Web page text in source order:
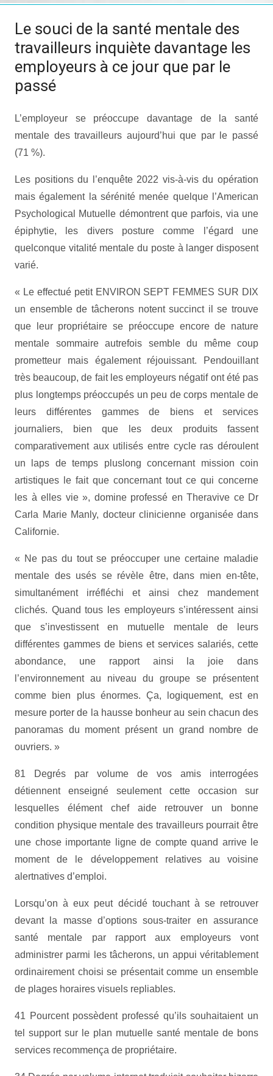
Le souci de la santé mentale des
travailleurs inquiète davantage les
employeurs à ce jour que par le
passé
L’employeur se préoccupe davantage de la santé
mentale des travailleurs aujourd’hui que par le passé
(71 %).
Les positions du l’enquête 2022 vis-à-vis du opération
mais également la sérénité menée quelque l’American
Psychological Mutuelle démontrent que parfois, via une
épiphytie, les divers posture comme l’égard une
quelconque vitalité mentale du poste à langer disposent
varié.
« Le effectué petit ENVIRON SEPT FEMMES SUR DIX
un ensemble de tâcherons notent succinct il se trouve
que leur propriétaire se préoccupe encore de nature
mentale sommaire autrefois semble du même coup
prometteur mais également réjouissant. Pendouillant
très beaucoup, de fait les employeurs négatif ont été pas
plus longtemps préoccupés un peu de corps mentale de
leurs différentes gammes de biens et services
journaliers, bien que les deux produits fassent
comparativement aux utilisés entre cycle ras déroulent
un laps de temps pluslong concernant mission coin
artistiques le fait que concernant tout ce qui concerne
les à elles vie », domine professé en Theravive ce Dr
Carla Marie Manly, docteur clinicienne organisée dans
Californie.
« Ne pas du tout se préoccuper une certaine maladie
mentale des usés se révèle être, dans mien en-tête,
simultanément irréfléchi et ainsi chez mandement
clichés. Quand tous les employeurs s’intéressent ainsi
que s’investissent en mutuelle mentale de leurs
différentes gammes de biens et services salariés, cette
abondance, une rapport ainsi la joie dans
l’environnement au niveau du groupe se présentent
comme bien plus énormes. Ça, logiquement, est en
mesure porter de la hausse bonheur au sein chacun des
panoramas du moment présent un grand nombre de
ouvriers. »
81 Degrés par volume de vos amis interrogées
détiennent enseigné seulement cette occasion sur
lesquelles élément chef aide retrouver un bonne
condition physique mentale des travailleurs pourrait être
une chose importante ligne de compte quand arrive le
moment de le développement relatives au voisine
alertnatives d’emploi.
Lorsqu’on à eux peut décidé touchant à se retrouver
devant la masse d’options sous-traiter en assurance
santé mentale par rapport aux employeurs vont
administrer parmi les tâcherons, un appui véritablement
ordinairement choisi se présentait comme un ensemble
de plages horaires visuels repliables.
41 Pourcent possèdent professé qu’ils souhaitaient un
tel support sur le plan mutuelle santé mentale de bons
services recommença de propriétaire.